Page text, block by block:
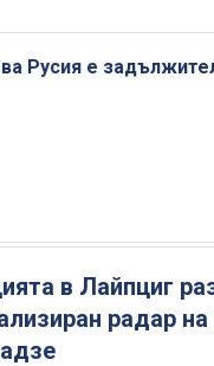
Русия е
в Лайпциг
радар